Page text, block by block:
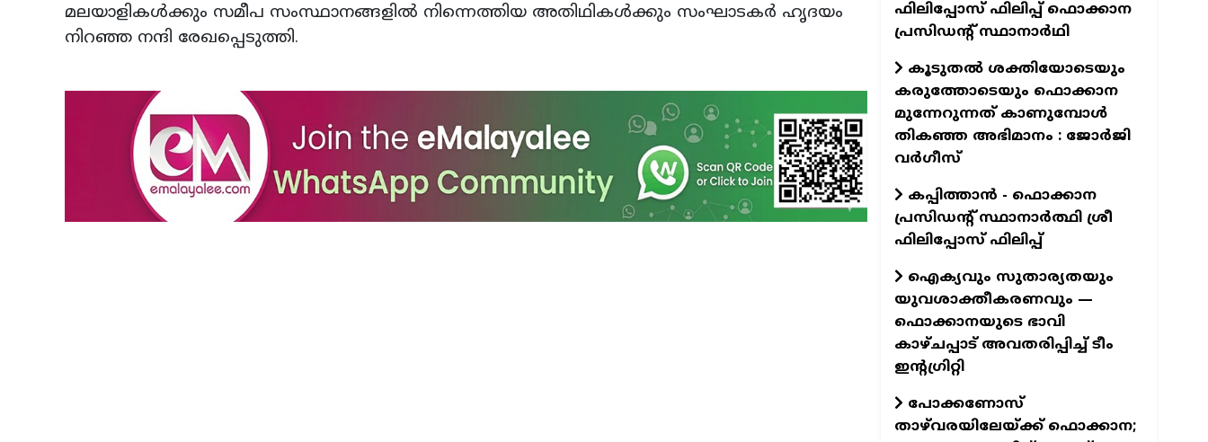
മലയാളികൾക്കും സമീപ സംസ്ഥാനങ്ങളിൽ നിന്നെത്തിയ അതിഥികൾക്കും സംഘാടകർ ഹൃദയം
നിറഞ്ഞ നന്ദി രേഖപ്പെടുത്തി.
ഫിലിപ്പോസ് ഫിലിപ്പ് ഫൊക്കാന
പ്രസിഡന്റ് സ്ഥാനാർഥി
കൂടുതൽ ശക്തിയോടെയും
കരുത്തോടെയും ഫൊക്കാന
മുന്നേറുന്നത് കാണുമ്പോൾ
തികഞ്ഞ അഭിമാനം : ജോർജി
വർഗീസ്
കപ്പിത്താൻ - ഫൊക്കാന
പ്രസിഡന്റ് സ്ഥാനാർത്ഥി ശ്രീ
ഫിലിപ്പോസ് ഫിലിപ്പ്
ഐക്യവും സുതാര്യതയും
യുവശാക്തീകരണവും —
ഫൊക്കാനയുടെ ഭാവി
കാഴ്ചപ്പാട് അവതരിപ്പിച്ച് ടീം
ഇന്റഗ്രിറ്റി
പോക്കണോസ്
താഴ്‌വരയിലേയ്ക്ക് ഫൊക്കാന;